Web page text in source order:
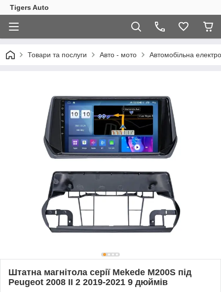
Tigers Auto
Товари та послуги Авто - мото Автомобільна
Штатна магнітола серії Mekede M200S під
Peugeot 2008 II 2 2019-2021 9 дюймів